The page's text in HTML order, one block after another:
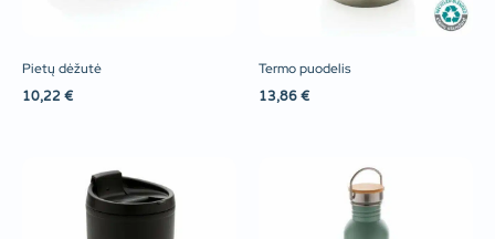
Pietų dėžutė
10,22 €
Termo puodelis
13,86 €